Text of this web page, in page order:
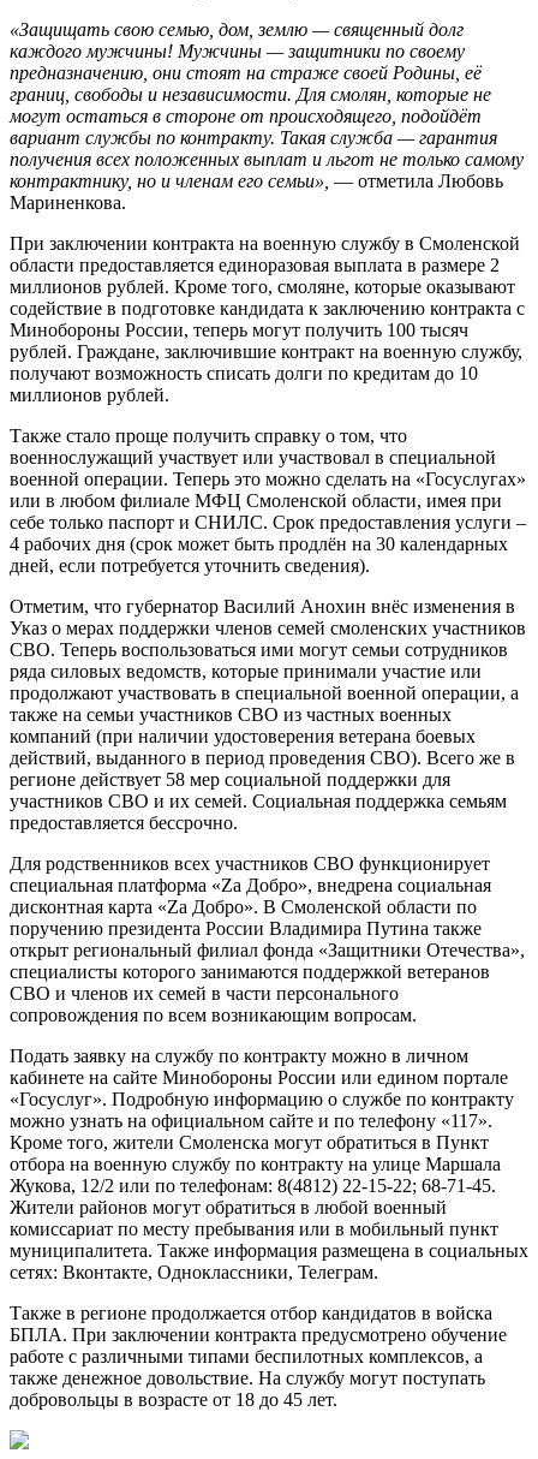
«Защищать свою семью, дом, землю — священный долг
каждого мужчины! Мужчины — защитники по своему
предназначению, они стоят на страже своей Родины, её
границ, свободы и независимости. Для смолян, которые не
могут остаться в стороне от происходящего, подойдёт
вариант службы по контракту. Такая служба — гарантия
получения всех положенных выплат и льгот не только самому
контрактнику, но и членам его семьи», — отметила Любовь
Мариненкова.
При заключении контракта на военную службу в Смоленской
области предоставляется единоразовая выплата в размере 2
миллионов рублей. Кроме того, смоляне, которые оказывают
содействие в подготовке кандидата к заключению контракта с
Минобороны России, теперь могут получить 100 тысяч
рублей. Граждане, заключившие контракт на военную службу,
получают возможность списать долги по кредитам до 10
миллионов рублей.
Также стало проще получить справку о том, что
военнослужащий участвует или участвовал в специальной
военной операции. Теперь это можно сделать на «Госуслугах»
или в любом филиале МФЦ Смоленской области, имея при
себе только паспорт и СНИЛС. Срок предоставления услуги –
4 рабочих дня (срок может быть продлён на 30 календарных
дней, если потребуется уточнить сведения).
Отметим, что губернатор Василий Анохин внёс изменения в
Указ о мерах поддержки членов семей смоленских участников
СВО. Теперь воспользоваться ими могут семьи сотрудников
ряда силовых ведомств, которые принимали участие или
продолжают участвовать в специальной военной операции, а
также на семьи участников СВО из частных военных
компаний (при наличии удостоверения ветерана боевых
действий, выданного в период проведения СВО). Всего же в
регионе действует 58 мер социальной поддержки для
участников СВО и их семей. Социальная поддержка семьям
предоставляется бессрочно.
Для родственников всех участников СВО функционирует
специальная платформа «Za Добро», внедрена социальная
дисконтная карта «Zа Добро». В Смоленской области по
поручению президента России Владимира Путина также
открыт региональный филиал фонда «Защитники Отечества»,
специалисты которого занимаются поддержкой ветеранов
СВО и членов их семей в части персонального
сопровождения по всем возникающим вопросам.
Подать заявку на службу по контракту можно в личном
кабинете на сайте Минобороны России или едином портале
«Госуслуг». Подробную информацию о службе по контракту
можно узнать на официальном сайте и по телефону «117».
Кроме того, жители Смоленска могут обратиться в Пункт
отбора на военную службу по контракту на улице Маршала
Жукова, 12/2 или по телефонам: 8(4812) 22-15-22; 68-71-45.
Жители районов могут обратиться в любой военный
комиссариат по месту пребывания или в мобильный пункт
муниципалитета. Также информация размещена в социальных
сетях: Вконтакте, Одноклассники, Телеграм.
Также в регионе продолжается отбор кандидатов в войска
БПЛА. При заключении контракта предусмотрено обучение
работе с различными типами беспилотных комплексов, а
также денежное довольствие. На службу могут поступать
добровольцы в возрасте от 18 до 45 лет.